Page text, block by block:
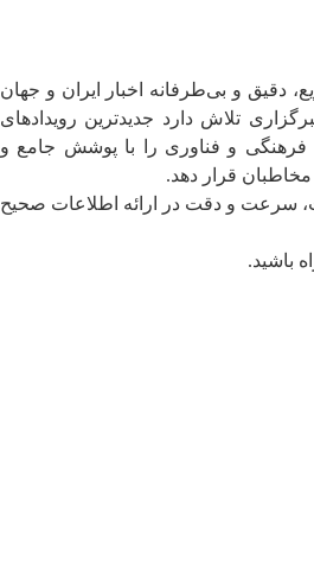
سریع، دقیق و بی‌طرفانه اخبار ایران و جهان
تلاش دارد جدیدترین رویدادهای
و فناوری را با پوشش جامع و
قرار دهد.
شفافیت، سرعت و دقت در ارائه اطلاعات صحیح